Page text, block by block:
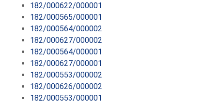
182/000622/000001
182/000565/000001
182/000564/000002
182/000627/000002
182/000564/000001
182/000627/000001
182/000553/000002
182/000626/000002
182/000553/000001